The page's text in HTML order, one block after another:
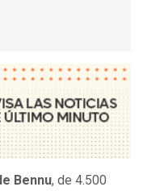
Bennu, de 4.500